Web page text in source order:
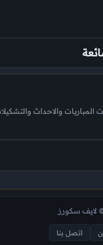
والاحداث
لايف سكورز
اتصل بنا